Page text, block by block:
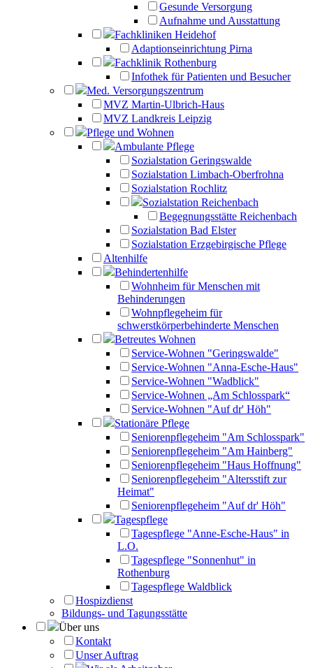
Gesunde Versorgung
Aufnahme und Ausstattung
Fachkliniken Heidehof
Adaptionseinrichtung Pirna
Fachklinik Rothenburg
Infothek für Patienten und Besucher
Med. Versorgungszentrum
MVZ Martin-Ulbrich-Haus
MVZ Landkreis Leipzig
Pflege und Wohnen
Ambulante Pflege
Sozialstation Geringswalde
Sozialstation Limbach-Oberfrohna
Sozialstation Rochlitz
Sozialstation Reichenbach
Begegnungsstätte Reichenbach
Sozialstation Bad Elster
Sozialstation Erzgebirgische Pflege
Altenhilfe
Behindertenhilfe
Wohnheim für Menschen mit
Behinderungen
Wohnpflegeheim für
schwerstkörperbehinderte Menschen
Betreutes Wohnen
Service-Wohnen "Geringswalde"
Service-Wohnen "Anna-Esche-Haus"
Service-Wohnen "Wadblick"
Service-Wohnen „Am Schlosspark“
Service-Wohnen "Auf dr' Höh"
Stationäre Pflege
Seniorenpflegeheim "Am Schlosspark"
Seniorenpflegeheim "Am Hainberg"
Seniorenpflegeheim "Haus Hoffnung"
Seniorenpflegeheim "Altersstift zur
Heimat"
Seniorenpflegeheim "Auf dr' Höh"
Tagespflege
Tagespflege "Anne-Esche-Haus" in
L.O.
Tagespflege "Sonnenhut" in
Rothenburg
Tagespflege Waldblick
Hospizdienst
Bildungs- und Tagungsstätte
Über uns
Kontakt
Unser Auftrag